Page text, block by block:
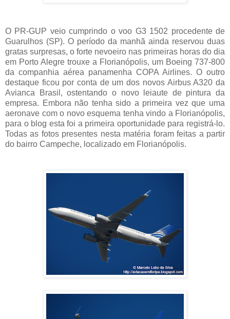
O PR-GUP veio cumprindo o voo G3 1502 procedente de
Guarulhos (SP). O período da manhã ainda reservou duas
gratas surpresas, o forte nevoeiro nas primeiras horas do dia
em Porto Alegre trouxe a Florianópolis, um Boeing 737-800
da companhia aérea panamenha COPA Airlines. O outro
destaque ficou por conta de um dos novos Airbus A320 da
Avianca Brasil, ostentando o novo leiaute de pintura da
empresa. Embora não tenha sido a primeira vez que uma
aeronave com o novo esquema tenha vindo a Florianópolis,
para o blog esta foi a primeira oportunidade para registrá-lo.
Todas as fotos presentes nesta matéria foram feitas a partir
do bairro Campeche, localizado em Florianópolis.